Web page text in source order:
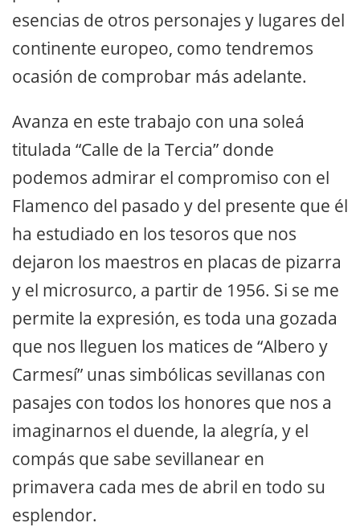
esencias de otros personajes y lugares del
continente europeo, como tendremos
ocasión de comprobar más adelante.
Avanza en este trabajo con una soleá
titulada “Calle de la Tercia” donde
podemos admirar el compromiso con el
Flamenco del pasado y del presente que él
ha estudiado en los tesoros que nos
dejaron los maestros en placas de pizarra
y el microsurco, a partir de 1956. Si se me
permite la expresión, es toda una gozada
que nos lleguen los matices de “Albero y
Carmesí” unas simbólicas sevillanas con
pasajes con todos los honores que nos a
imaginarnos el duende, la alegría, y el
compás que sabe sevillanear en
primavera cada mes de abril en todo su
esplendor.